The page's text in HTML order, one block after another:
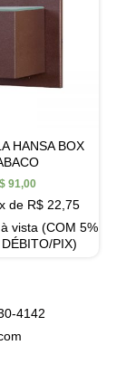
HANSA BOX
91,00
de R$22,75
à vista (COM 5%
PIX)
4142